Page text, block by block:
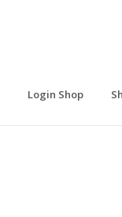
Login Shop